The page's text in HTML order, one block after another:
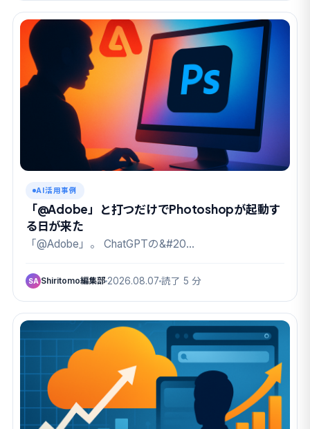
AI活用事例
「@Adobe」と打つだけでPhotoshopが起動す
る日が来た
「@Adobe」。 ChatGPTの&#20…
SA Shiritomo編集部 2026.08.07 読了 5 分